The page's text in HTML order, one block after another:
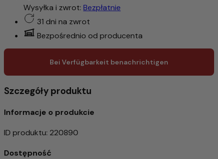
Wysyłka i zwrot: Bezpłatnie
31 dni na zwrot
Bezpośrednio od producenta
Bei Verfügbarkeit benachrichtigen
Szczegóły produktu
Informacje o produkcie
ID produktu: 220890
Dostępność